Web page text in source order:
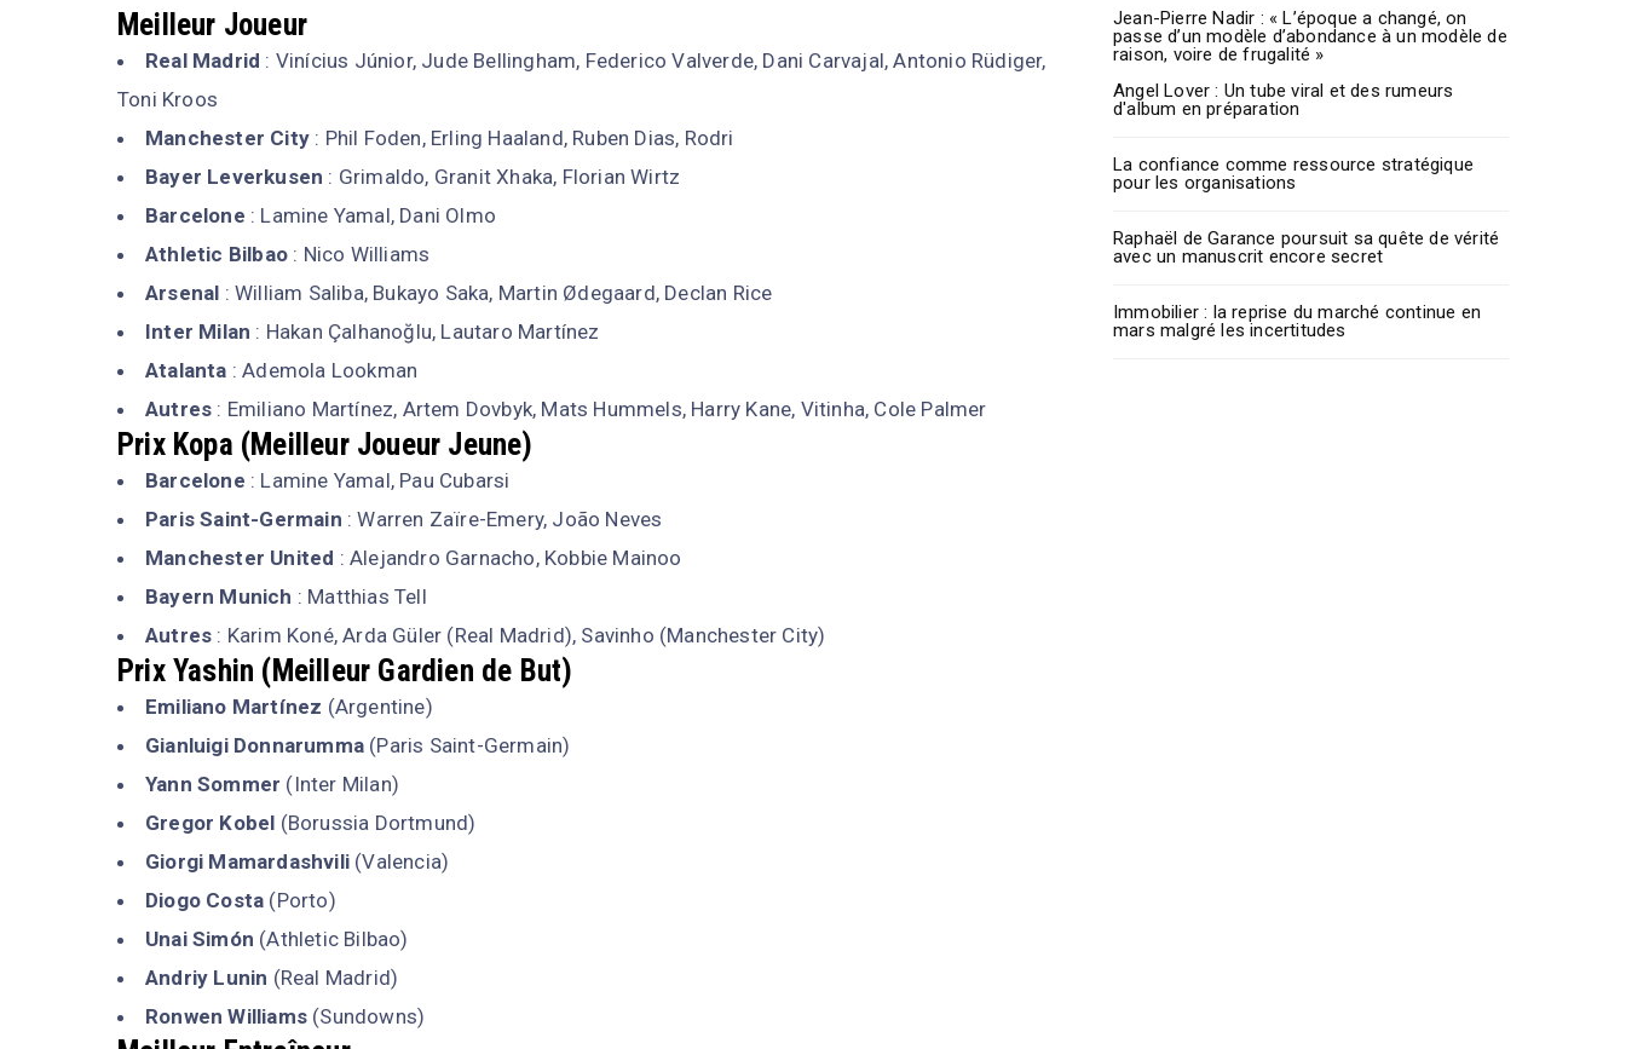
Meilleur Joueur
Real Madrid : Vinícius Júnior, Jude Bellingham, Federico Valverde, Dani Carvajal, Antonio Rüdiger,
Toni Kroos
Manchester City : Phil Foden, Erling Haaland, Ruben Dias, Rodri
Bayer Leverkusen : Grimaldo, Granit Xhaka, Florian Wirtz
Barcelone : Lamine Yamal, Dani Olmo
Athletic Bilbao : Nico Williams
Arsenal : William Saliba, Bukayo Saka, Martin Ødegaard, Declan Rice
Inter Milan : Hakan Çalhanoğlu, Lautaro Martínez
Atalanta : Ademola Lookman
Autres : Emiliano Martínez, Artem Dovbyk, Mats Hummels, Harry Kane, Vitinha, Cole Palmer
Prix Kopa (Meilleur Joueur Jeune)
Barcelone : Lamine Yamal, Pau Cubarsi
Paris Saint-Germain : Warren Zaïre-Emery, João Neves
Manchester United : Alejandro Garnacho, Kobbie Mainoo
Bayern Munich : Matthias Tell
Autres : Karim Koné, Arda Güler (Real Madrid), Savinho (Manchester City)
Prix Yashin (Meilleur Gardien de But)
Emiliano Martínez (Argentine)
Gianluigi Donnarumma (Paris Saint-Germain)
Yann Sommer (Inter Milan)
Gregor Kobel (Borussia Dortmund)
Giorgi Mamardashvili (Valencia)
Diogo Costa (Porto)
Unai Simón (Athletic Bilbao)
Andriy Lunin (Real Madrid)
Ronwen Williams (Sundowns)
Jean-Pierre Nadir : « L’époque a changé, on
passe d’un modèle d’abondance à un modèle de
raison, voire de frugalité »
Angel Lover : Un tube viral et des rumeurs
d'album en préparation
La confiance comme ressource stratégique
pour les organisations
Raphaël de Garance poursuit sa quête de vérité
avec un manuscrit encore secret
Immobilier : la reprise du marché continue en
mars malgré les incertitudes